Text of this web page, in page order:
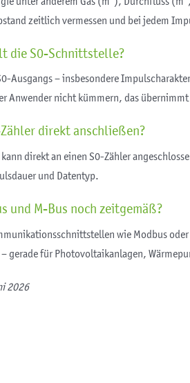
zeitlich vermessen und bei jedem
die S0-Schnittstelle?
Ausgangs – insbesondere
Anwender nicht kümmern, das
direkt anschließen?
direkt an einen S0-Zähler
und Datentyp.
und M-Bus noch zeitgemäß?
wie Modbus
gerade für Photovoltaikanlagen,
2026